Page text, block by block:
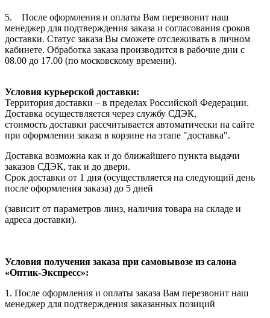
5. После оформления и оплаты Вам перезвонит наш
менеджер для подтверждения заказа и согласования сроков
доставки. Статус заказа Вы сможете отслеживать в личном
кабинете. Обработка заказа производится в рабочие дни с
08.00 до 17.00 (по московскому времени).
Условия курьерской доставки:
Территория доставки – в пределах Российской Федерации.
Доставка осуществляется через службу СДЭК,
стоимость доставки рассчитывается автоматически на сайте
при оформлении заказа в корзине на этапе "доставка".
Доставка возможна как и до ближайшего пункта выдачи
заказов СДЭК, так и до двери.
Срок доставки от 1 дня (осуществляется на следующий день
после оформления заказа) до 5 дней
(зависит от параметров линз, наличия товара на складе и
адреса доставки).
Условия получения заказа при самовывозе из салона
«Оптик-Экспресс»:
1. После оформления и оплаты заказа Вам перезвонит наш
менеджер для подтверждения заказанных позиций